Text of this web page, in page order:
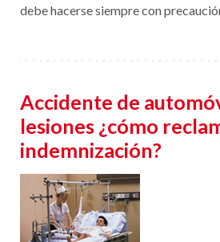
debe hacerse siempre con
Accidente de
lesiones ¿cómo
indemnización?